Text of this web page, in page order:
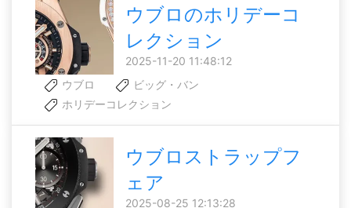
ウブロのホリデーコ
レクション
2025-11-20 11:48:12
ウブロ
ビッグ・バン
ホリデーコレクション
ウブロストラップフ
ェア
2025-08-25 12:13:28